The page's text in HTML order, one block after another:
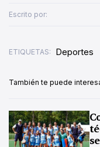
Escrito por:
ETIQUETAS: Deportes
También te puede